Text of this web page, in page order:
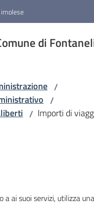
di
/
/
/ Importi di
a ai suoi servizi, utilizza